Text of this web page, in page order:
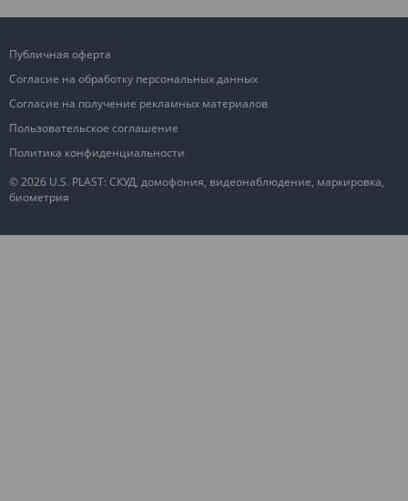
© 2026 U.S. PLAST: СКУД, домофония, видеонаблюдение, маркировка,
биометрия
Публичная оферта
Согласие на обработку персональных данных
Согласие на получение рекламных материалов
Пользовательское соглашение
Политика конфиденциальности